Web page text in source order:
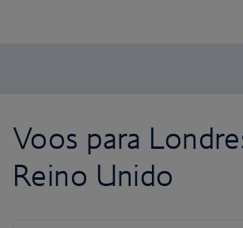
Voos para
Reino Unido